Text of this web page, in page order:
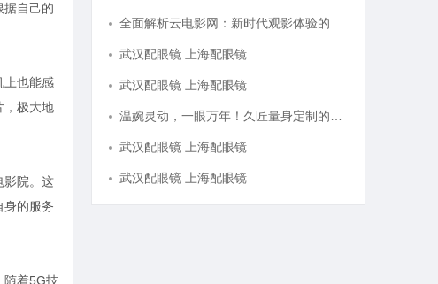
据自己的
上也能感
，极大地
影院。这
身的服务
随着5G技
武汉配眼镜 上海配眼镜
武汉配眼镜 上海配眼镜
武汉配眼镜 上海配眼镜
武汉配眼镜 上海配眼镜